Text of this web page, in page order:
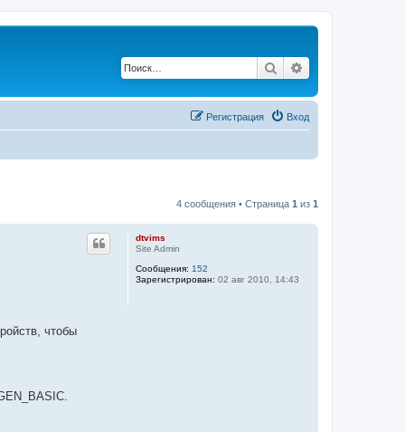
Поиск
Вход
Регистрация
4 сообщения • Страница 1 из 1
dtvims
Site Admin
Сообщения: 152
Зарегистрирован: 02 авг 2010, 14:43
чтобы